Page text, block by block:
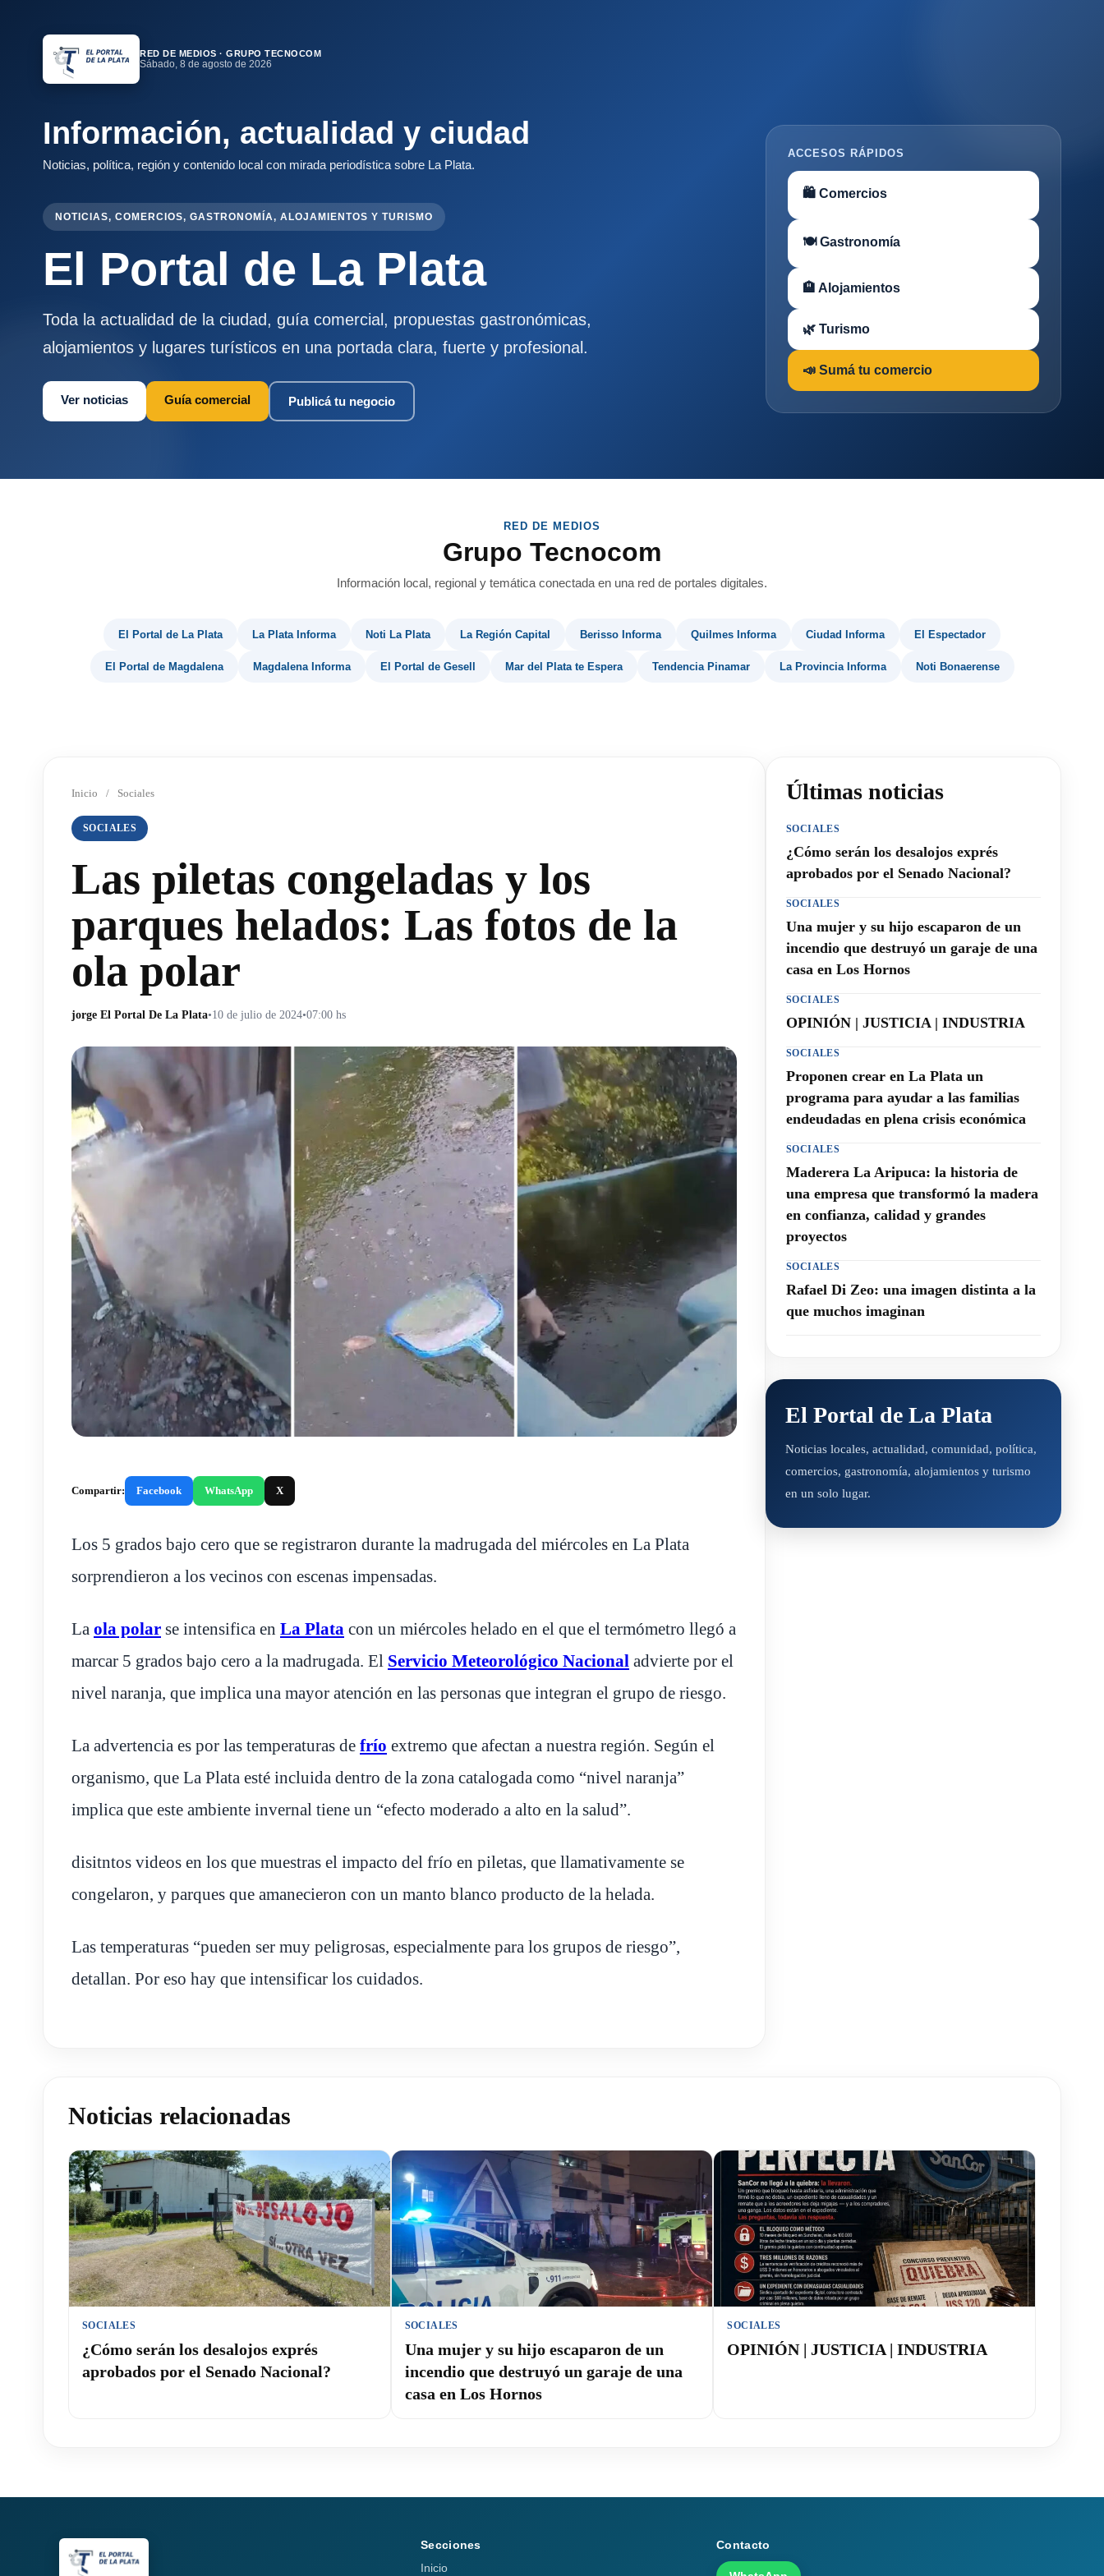
RED DE MEDIOS · GRUPO TECNOCOM
Sábado, 8 de agosto de 2026
Información, actualidad y ciudad
Noticias, política, región y contenido local con mirada periodística sobre La Plata.
NOTICIAS, COMERCIOS, GASTRONOMÍA, ALOJAMIENTOS Y TURISMO
El Portal de La Plata
Toda la actualidad de la ciudad, guía comercial, propuestas gastronómicas,
alojamientos y lugares turísticos en una portada clara, fuerte y profesional.
Ver noticias Guía comercial Publicá tu negocio
ACCESOS RÁPIDOS
🛍 Comercios
🍽 Gastronomía
🏨 Alojamientos
🌿 Turismo
📣 Sumá tu comercio
RED DE MEDIOS
Grupo Tecnocom
Información local, regional y temática conectada en una red de portales digitales.
El Portal de La Plata La Plata Informa Noti La Plata La Región Capital Berisso Informa Quilmes Informa Ciudad Informa El Espectador
El Portal de Magdalena Magdalena Informa El Portal de Gesell Mar del Plata te Espera Tendencia Pinamar La Provincia Informa Noti Bonaerense
Inicio / Sociales
SOCIALES
Las piletas congeladas y los
parques helados: Las fotos de la
ola polar
jorge El Portal De La Plata•10 de julio de 2024•07:00 hs
Compartir: Facebook WhatsApp X
Los 5 grados bajo cero que se registraron durante la madrugada del miércoles en La Plata
sorprendieron a los vecinos con escenas impensadas.
La ola polar se intensifica en La Plata con un miércoles helado en el que el termómetro llegó a
marcar 5 grados bajo cero a la madrugada. El Servicio Meteorológico Nacional advierte por el
nivel naranja, que implica una mayor atención en las personas que integran el grupo de riesgo.
La advertencia es por las temperaturas de frío extremo que afectan a nuestra región. Según el
organismo, que La Plata esté incluida dentro de la zona catalogada como “nivel naranja”
implica que este ambiente invernal tiene un “efecto moderado a alto en la salud”.
disitntos videos en los que muestras el impacto del frío en piletas, que llamativamente se
congelaron, y parques que amanecieron con un manto blanco producto de la helada.
Las temperaturas “pueden ser muy peligrosas, especialmente para los grupos de riesgo”,
detallan. Por eso hay que intensificar los cuidados.
Últimas noticias
SOCIALES
¿Cómo serán los desalojos exprés
aprobados por el Senado Nacional?
SOCIALES
Una mujer y su hijo escaparon de un
incendio que destruyó un garaje de una
casa en Los Hornos
SOCIALES
OPINIÓN | JUSTICIA | INDUSTRIA
SOCIALES
Proponen crear en La Plata un
programa para ayudar a las familias
endeudadas en plena crisis económica
SOCIALES
Maderera La Aripuca: la historia de
una empresa que transformó la madera
en confianza, calidad y grandes
proyectos
SOCIALES
Rafael Di Zeo: una imagen distinta a la
que muchos imaginan
El Portal de La Plata
Noticias locales, actualidad, comunidad, política,
comercios, gastronomía, alojamientos y turismo
en un solo lugar.
Noticias relacionadas
SOCIALES
¿Cómo serán los desalojos exprés
aprobados por el Senado Nacional?
SOCIALES
Una mujer y su hijo escaparon de un
incendio que destruyó un garaje de una
casa en Los Hornos
SOCIALES
OPINIÓN | JUSTICIA | INDUSTRIA
Secciones
Inicio
Contacto